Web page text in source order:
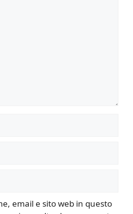
email e sito web in questo